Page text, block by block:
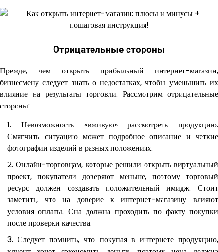
Отрицательные стороны
Прежде, чем открыть прибыльный интернет-магазин,
бизнесмену следует знать о недостатках, чтобы уменьшить их
влияние на результаты торговли. Рассмотрим отрицательные
стороны:
Невозможность «вживую» рассмотреть продукцию.
Смягчить ситуацию может подробное описание и четкие
фотографии изделий в разных положениях.
Онлайн-торговцам, которые решили открыть виртуальный
проект, покупатели доверяют меньше, поэтому торговый
ресурс должен создавать положительный имидж. Стоит
заметить, что на доверие к интернет-магазину влияют
условия оплаты. Она должна проходить по факту покупки
после проверки качества.
Следует помнить, что покупая в интернете продукцию,